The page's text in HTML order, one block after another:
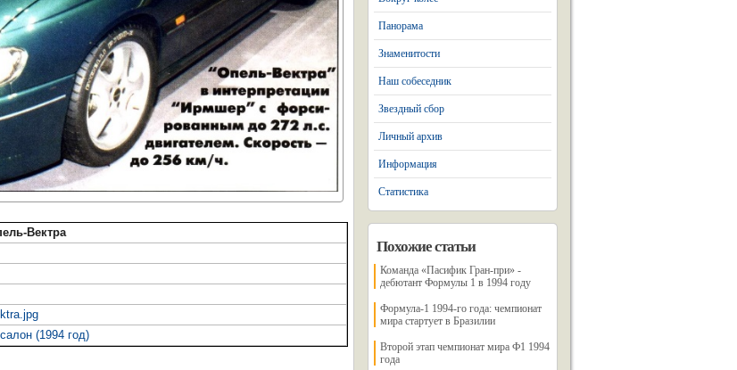
Вектра
(1994 год)
Панорама
Знаменитости
Наш собеседник
Звездный сбор
Личный архив
Информация
Статистика
Похожие статьи
Команда «Пасифик Гран-при» -
дебютант Формулы 1 в 1994 году
Формула-1 1994-го года: чемпионат
мира стартует в Бразилии
Второй этап чемпионат мира Ф1 1994
года